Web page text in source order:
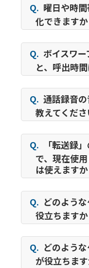
Q. 曜日や時
化できますか
Q. ボイスワ
と、呼出時
Q. 通話録音
教えてくだ
Q.
「転送録
で、現在使
は使えますか
Q. どのよう
役立ちますか
Q. どのよう
が役立ちま